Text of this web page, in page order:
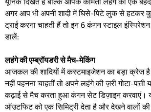
​अगर आप भी अपनी शादी में घिसे-पिटे लुक से हटकर
ट्राई करना चाहती हैं तो इन 6 कंगन स्टाइल
डालें:
​लहंगे की एम्ब्रॉयडरी से मैच-मेकिंग
​आजकल की शादियों में कस्टमाइजेशन का बड़ा क्रेज
नहीं पहनना चाहतीं तो अपने लहंगे की ज़री गोटा-पत्ती
कढ़ाई से मैच करता हुआ कंगन सेट डिज़ाइन करवाएं।
ऑउटफिट को एक सिमिट्री देता है और देखने वालों